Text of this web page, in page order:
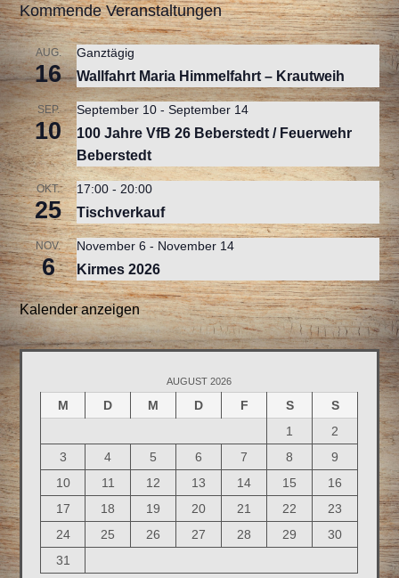
Kommende Veranstaltungen
AUG.
16
Ganztägig
Wallfahrt Maria Himmelfahrt – Krautweih
SEP.
10
September 10 -September 14
100 Jahre VfB 26 Beberstedt / Feuerwehr
Beberstedt
OKT.
25
17:00 - 20:00
Tischverkauf
NOV.
6
November 6 - November 14
Kirmes 2026
Kalender anzeigen
AUGUST 2026
M D M D F S
S
1
2
3
4 5 6 7 8
9
10
11 12 13 14 15
16
17
18 19 20 21 22
23
24
25 26 27 28 29
30
31